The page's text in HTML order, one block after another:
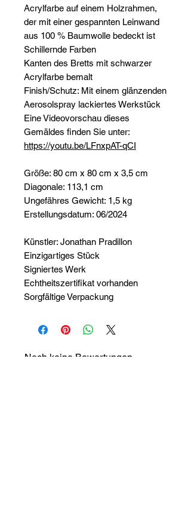
Acrylfarbe auf einem Holzrahmen,
der mit einer gespannten Leinwand
aus 100 % Baumwolle bedeckt ist
Schillernde Farben
Kanten des Bretts mit schwarzer
Acrylfarbe bemalt
Finish/Schutz: Mit einem glänzenden
Aerosolspray lackiertes Werkstück
Eine Videovorschau dieses
Gemäldes finden Sie unter:
https://youtu.be/LFnxpAT-qCI
Größe: 80 cm x 80 cm x 3,5 cm
Diagonale: 113,1 cm
Ungefähres Gewicht: 1,5 kg
Erstellungsdatum: 06/2024
Künstler: Jonathan Pradillon
Einzigartiges Stück
Signiertes Werk
Echtheitszertifikat vorhanden
Sorgfältige Verpackung
Noch keine Bewertungen